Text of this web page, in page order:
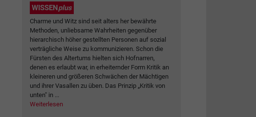
WISSENplus
Charme und Witz sind seit alters her bewährte
Methoden, unliebsame Wahrheiten gegenüber
hierarchisch höher gestellten Personen auf sozial
verträgliche Weise zu kommunizieren. Schon die
Fürsten des Altertums hielten sich Hofnarren,
denen es erlaubt war, in erheiternder Form Kritik an
kleineren und größeren Schwächen der Mächtigen
und ihrer Vasallen zu üben. Das Prinzip „Kritik von
unten" in ...
Weiterlesen